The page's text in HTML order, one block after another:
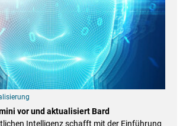
vor und aktualisiert Bard
Intelligenz schafft mit der Einführung